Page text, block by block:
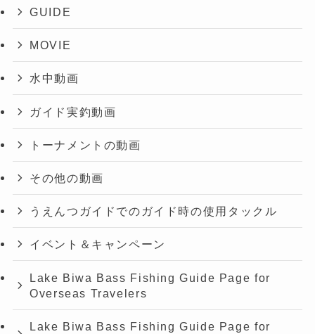
GUIDE
MOVIE
水中動画
ガイド実釣動画
トーナメントの動画
その他の動画
うえんつガイドでのガイド時の使用タックル
イベント＆キャンペーン
Lake Biwa Bass Fishing Guide Page for
Overseas Travelers
Lake Biwa Bass Fishing Guide Page for